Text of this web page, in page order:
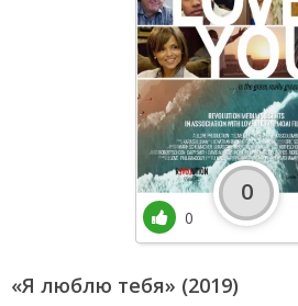
«Я люблю тебя» (2019)
0
0